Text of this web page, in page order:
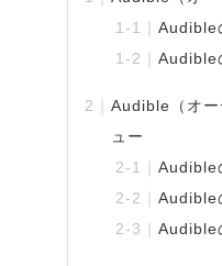
Audible
Audible
Audible（オー
ュー
Audible
Audible
Audible